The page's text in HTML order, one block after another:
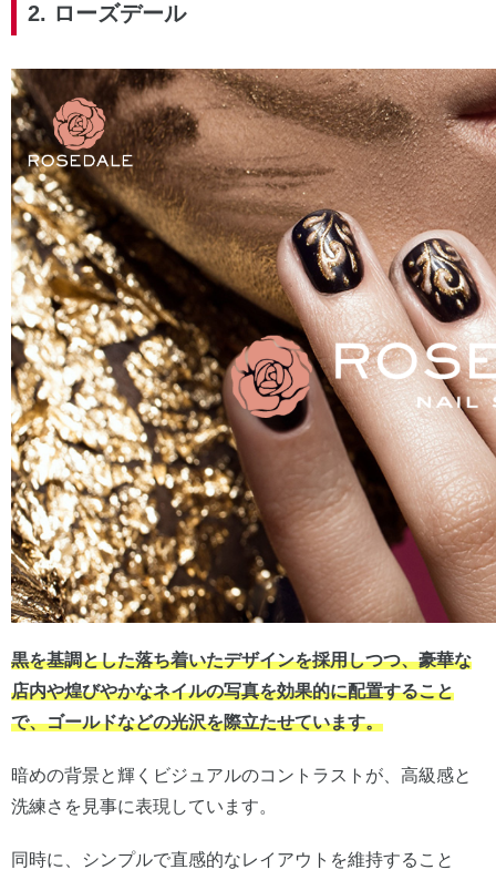
2. ローズデール
黒を基調とした落ち着いたデザインを採用しつつ、豪華な
店内や煌びやかなネイルの写真を効果的に配置すること
で、ゴールドなどの光沢を際立たせています。
暗めの背景と輝くビジュアルのコントラストが、高級感と
洗練さを見事に表現しています。
同時に、シンプルで直感的なレイアウトを維持すること